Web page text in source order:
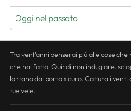
Oggi nel passato
Tra vent'anni penserai più alle cose
che hai fatto. Quindi non indugiare,
lontano dal porto sicuro. Cattura i venti
tue vele.